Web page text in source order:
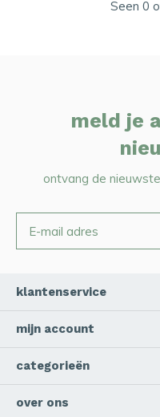
Seen 0
meld je
ontvang de
klantenservice
mijn account
categorieën
over ons